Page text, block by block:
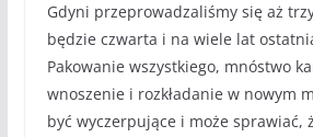
Gdyni przeprowadzaliśmy się aż
będzie czwarta i na wiele lat
Pakowanie wszystkiego, mnóstwo
wnoszenie i rozkładanie w nowym
być wyczerpujące i może sprawiać,